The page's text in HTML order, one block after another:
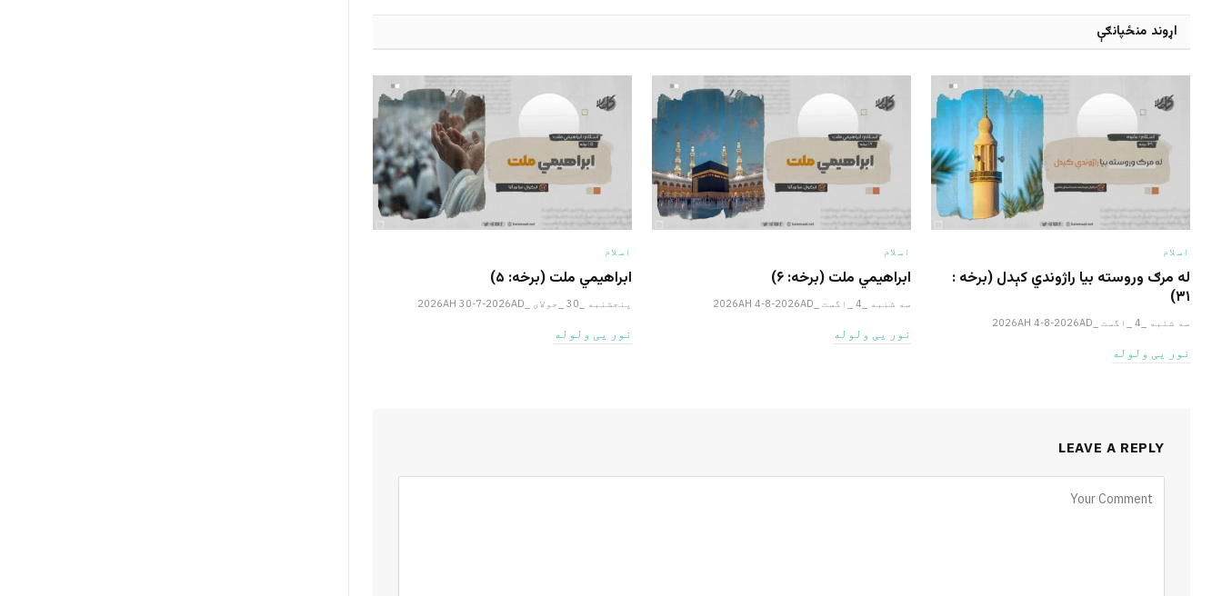
اړوند منځپانګې
اسلام
له مرګ وروسته بیا راژوندي کېدل (برخه :
۳۱)
سه شنبه _4 _اگست _2026AH 4-8-2026AD
نور یی ولوله
اسلام
ابراهيمي ملت (برخه: ۶)
سه شنبه _4 _اگست _2026AH 4-8-2026AD
نور یی ولوله
اسلام
ابراهيمي ملت (برخه: ۵)
پنجشنبه _30 _جولای _2026AH 30-7-2026AD
نور یی ولوله
LEAVE A REPLY